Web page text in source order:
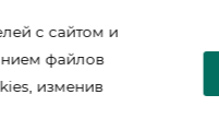
с сайтом и
файлов
изменив